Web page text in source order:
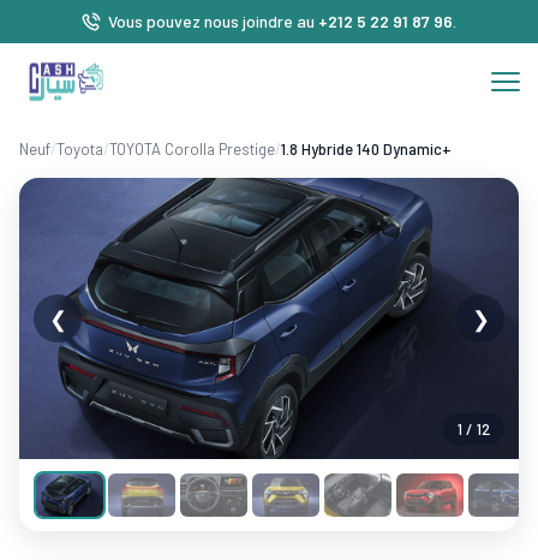
Vous pouvez nous joindre au +212 5 22 91 87 96
Neuf/Toyota/TOYOTA Corolla Prestige/1.8 Hybride 140 Dynamic+
1 / 12
❮ ❯